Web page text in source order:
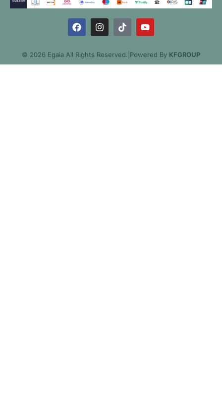
© 2026 Egaia All Rights Reserved. Powered By KFGROUP